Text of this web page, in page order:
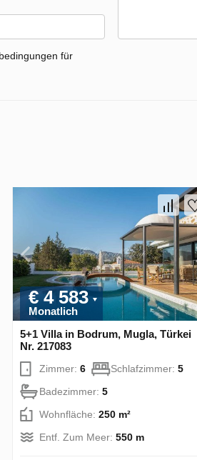
für
€ 4 583
Monatlich
5+1 Villa in Bodrum, Mugla, Türkei
Nr. 217083
Zimmer: 6 Schlafzimmer: 5
Badezimmer: 5
Wohnfläche: 250 m²
Entf. Zum Meer: 550 m